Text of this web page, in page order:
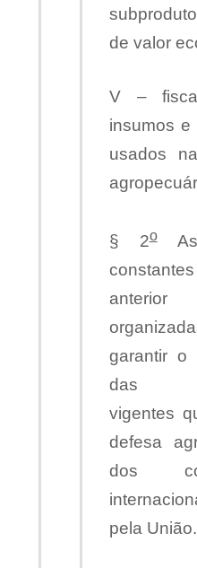
de valor
V –
insumos e
usados
§ 2oAs
garantir o
das
vigentes
defesa
dos
pela